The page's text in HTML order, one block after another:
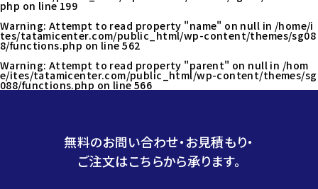
php on line199
Warning: Attempt to read property "name" on null in /home/i
tes/tatamicenter.com/public_html/wp-content/themes/sg08
8/functions.php on line562
Warning: Attempt to read property "parent" on null in /hom
e/ites/tatamicenter.com/public_html/wp-content/themes/sg
088/functions.php on line566
無料のお問い合わせ・お見積もり・
ご注文はこちらから承ります。